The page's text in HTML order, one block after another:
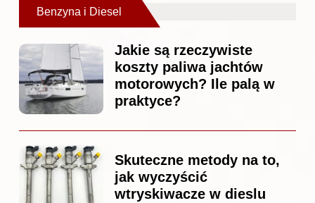
Benzyna i Diesel
Jakie są rzeczywiste
koszty paliwa jachtów
motorowych? Ile palą w
praktyce?
Skuteczne metody na to,
jak wyczyścić
wtryskiwacze w dieslu